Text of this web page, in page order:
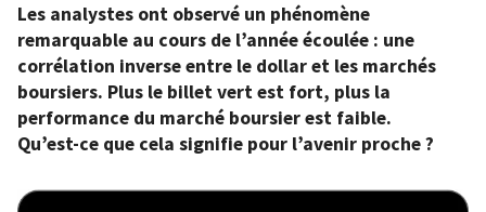
Les analystes ont observé un phénomène
remarquable au cours de l’année écoulée : une
corrélation inverse entre le dollar et les marchés
boursiers. Plus le billet vert est fort, plus la
performance du marché boursier est faible.
Qu’est-ce que cela signifie pour l’avenir proche ?